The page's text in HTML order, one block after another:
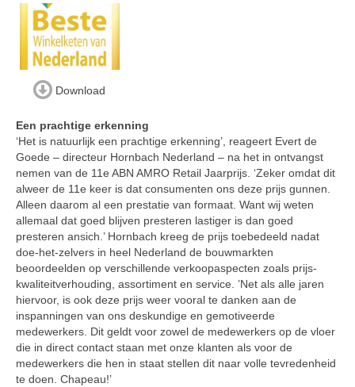
Download
Een prachtige erkenning
‘Het is natuurlijk een prachtige erkenning’, reageert Evert de
Goede – directeur Hornbach Nederland – na het in ontvangst
nemen van de 11e ABN AMRO Retail Jaarprijs. ‘Zeker omdat dit
alweer de 11e keer is dat consumenten ons deze prijs gunnen.
Alleen daarom al een prestatie van formaat. Want wij weten
allemaal dat goed blijven presteren lastiger is dan goed
presteren ansich.’ Hornbach kreeg de prijs toebedeeld nadat
doe-het-zelvers in heel Nederland de bouwmarkten
beoordeelden op verschillende verkoopaspecten zoals prijs-
kwaliteitverhouding, assortiment en service. ’Net als alle jaren
hiervoor, is ook deze prijs weer vooral te danken aan de
inspanningen van ons deskundige en gemotiveerde
medewerkers. Dit geldt voor zowel de medewerkers op de vloer
die in direct contact staan met onze klanten als voor de
medewerkers die hen in staat stellen dit naar volle tevredenheid
te doen. Chapeau!’